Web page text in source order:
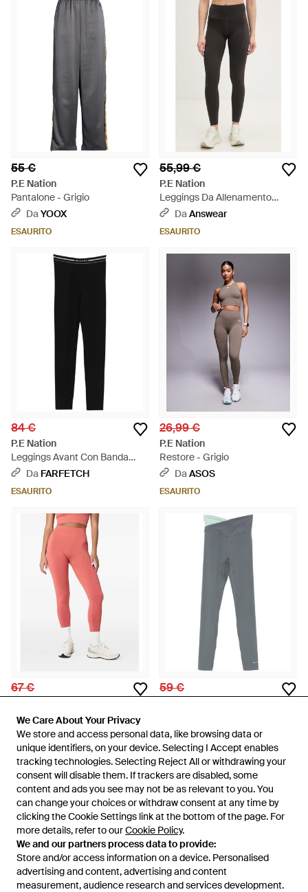
We Care About Your Privacy
We store and access personal data, like browsing data or
unique identifiers, on your device. Selecting I Accept enables
tracking technologies. Selecting Reject All or withdrawing your
consent will disable them. If trackers are disabled, some
content and ads you see may not be as relevant to you. You
can change your choices or withdraw consent at any time by
clicking the Cookie Settings link at the bottom of the page. For
more details, refer to ourCookie Policy.
We and our partners process data to provide:
Store and/or access information on a device. Personalised
advertising and content, advertising and content
measurement, audience research and services development.
We Care About Your Privacy
We store and access personal data, like browsing data or
unique identifiers, on your device. Selecting I Accept enables
tracking technologies. Selecting Reject All or withdrawing your
consent will disable them. If trackers are disabled, some
content and ads you see may not be as relevant to you. You
can change your choices or withdraw consent at any time by
clicking the Cookie Settings link at the bottom of the page. For
more details, refer to ourCookie Policy.
We and our partners process data to provide:
Store and/or access information on a device. Personalised
advertising and content, advertising and content
measurement, audience research and services development.
55 €
P.E Nation
Pantalone - Grigio
DaYOOX
ESAURITO
55,99 €
P.E Nation
Leggings Da Allenamento
Recalibrate - Nero
DaAnswear
ESAURITO
84 €
P.E Nation
Leggings Avant Con Banda
Logo - Nero
Da FARFETCH
ESAURITO
26,99 €
P.E Nation
Restore - Grigio
DaASOS
ESAURITO
67 €
Leggings Sportivi Restore -
Rosso
Da FARFETCH
ESAURITO
59 €
Incrocio - Grigio
Da FARFETCH
ESAURITO
Visualizza 62 di 62